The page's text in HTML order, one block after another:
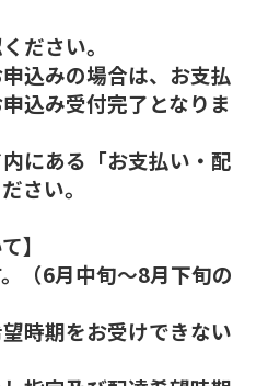
ださい。
込みの場合は、お支払
込み受付完了となりま
にある「お支払い・配
さい。
】
（6月中旬～8月下旬の
時期をお受けできない